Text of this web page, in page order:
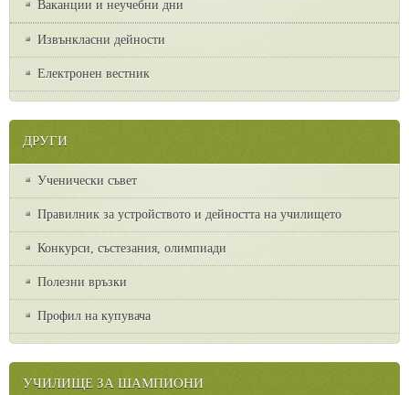
Ваканции и неучебни дни
Извънкласни дейности
Електронен вестник
ДРУГИ
Ученически съвет
Правилник за устройството и дейността на училището
Конкурси, състезания, олимпиади
Полезни връзки
Профил на купувача
УЧИЛИЩЕ ЗА ШАМПИОНИ